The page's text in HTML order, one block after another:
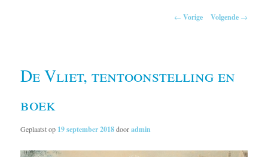
← Vorige Volgende →
De Vliet, tentoonstelling en
boek
Geplaatst op 19 september 2018dooradmin